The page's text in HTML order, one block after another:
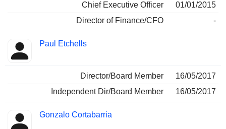
Chief Executive Officer
01/01/2015
Director of Finance/CFO
-
Paul Etchells
Director/Board Member
16/05/2017
Independent Dir/Board Member
16/05/2017
Gonzalo Cortabarria